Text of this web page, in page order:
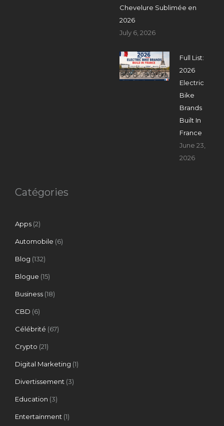
Chevelure Sublimée en
2026
July 6, 2026
Full List:
2026
Electric
Bike
Brands
Built In
France
June 23,
2026
Catégories
Apps (2)
Automobile (6)
Blog (132)
Blogue (15)
Business (18)
CBD (6)
Célébrité (67)
Crypto (21)
Digital Marketing (1)
Divertissement (3)
Education (3)
Entertainment (1)